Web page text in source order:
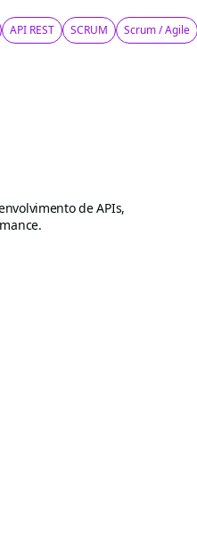
API REST SCRUM Scrum / Agile
de APIs,